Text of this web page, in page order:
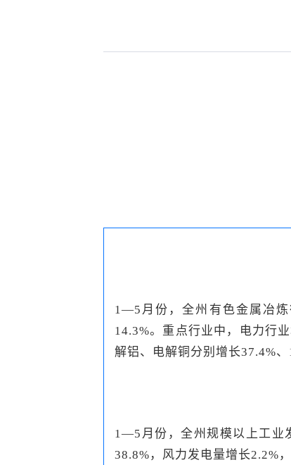
1—5月份，全州有色金属冶炼
14.3%。重点行业中，电力行
解铝、电解铜分别增长37.4%、
1—5月份，全州规模以上工业
38.8%，风力发电量增长2.2%